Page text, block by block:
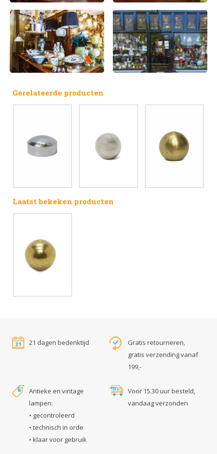
Gerelateerde producten
Laatst bekeken producten
21 dagen bedenktijd
Gratis retourneren,
gratis verzending vanaf
199,-
Antieke en vintage
lampen:
• gecontroleerd
• technisch in orde
• klaar voor gebruik
Voor 15.30 uur besteld,
vandaag verzonden